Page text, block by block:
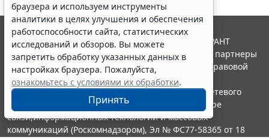
браузера и используем инструменты
аналитики в целях улучшения и обеспечения
работоспособности сайта, статистических
исследований и обзоров. Вы можете
запретить обработку указанных данных в
настройках браузера. Пожалуйста,
ознакомьтесь с условиями их обработки.
Принять
© ООО "НПП "ГАРАНТ-СЕРВИС", 2026. Система ГАРАНТ
выпускается с 1990 года. Компания "Гарант" и ее партнеры
являются участниками Российской ассоциации правовой
информации ГАРАНТ.
Портал ГАРАНТ.РУ зарегистрирован в качестве сетевого
издания Федеральной службой по надзору в сфере
связи,информационных технологий и массовых
коммуникаций (Роскомнадзором), Эл № ФС77-58365 от 18